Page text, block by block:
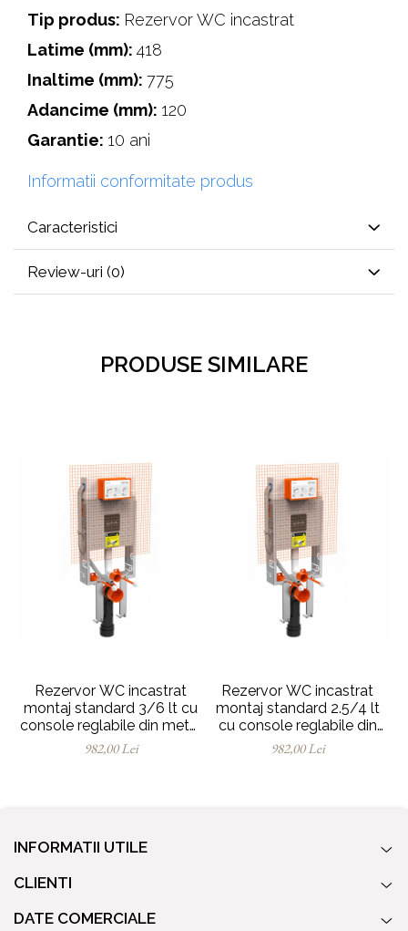
Tip produs: Rezervor WC incastrat
Latime (mm): 418
Inaltime (mm): 775
Adancime (mm): 120
Garantie: 10 ani
Informatii conformitate produs
Caracteristici
Review-uri (0)
PRODUSE SIMILARE
Rezervor WC incastrat
montaj standard 3/6 lt cu
console reglabile din metal
gros, 12cm | 762-1850-01
982,00 Lei
Rezervor WC incastrat
montaj standard 2.5/4 lt
cu console reglabile din
metal gros, 12cm | 762-
1850-02
982,00 Lei
INFORMATII UTILE
CLIENTI
DATE COMERCIALE